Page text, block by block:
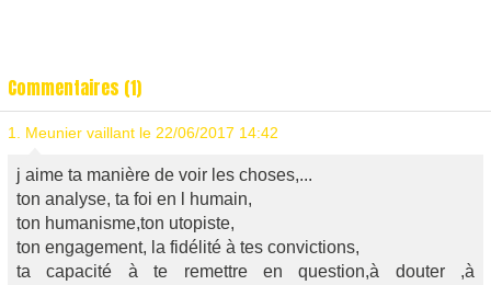
Commentaires (1)
1. Meunier vaillant le 22/06/2017 14:42
j aime ta manière de voir les choses,...
ton analyse, ta foi en l humain,
ton humanisme,ton utopiste,
ton engagement, la fidélité à tes convictions,
ta capacité à te remettre en question,à douter ,à